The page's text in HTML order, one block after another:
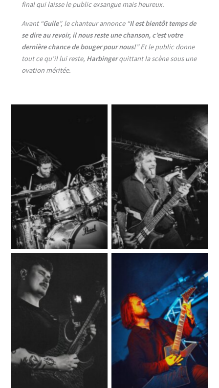
final qui laisse le public exsangue mais heureux.
Avant “Guile”, le chanteur annonce “Il est bientôt temps de
se dire au revoir, il nous reste une chanson, c’est votre
dernière chance de bouger pour nous!” Et le public donne
tout ce qu’il lui reste, Harbingerquittant la scène sous une
ovation méritée.
No Caption No Caption
No Caption No Caption